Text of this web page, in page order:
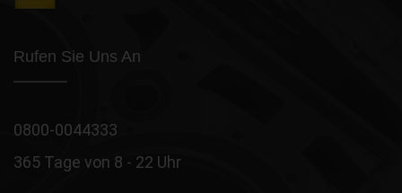
Rufen Sie Uns An
0800-0044333
365 Tage von 8 - 22 Uhr